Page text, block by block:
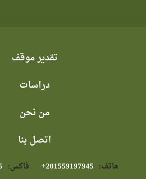
تقدير موقف
دراسات
من نحن
اتصل بنا
هاتف: فاكس: